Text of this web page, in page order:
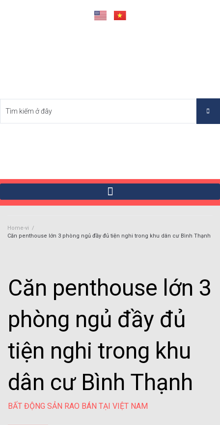
Home-vi /
Căn penthouse lớn 3 phòng ngủ đầy đủ tiện nghi trong khu dân cư Bình Thạnh
Căn penthouse lớn 3
phòng ngủ đầy đủ
tiện nghi trong khu
dân cư Bình Thạnh
BẤT ĐỘNG SẢN RAO BÁN TẠI VIỆT NAM